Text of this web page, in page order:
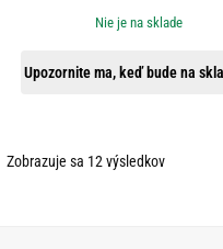
Upozornite ma, keď bude na
Nie je na sklade
Zobrazuje sa 12 výsledkov